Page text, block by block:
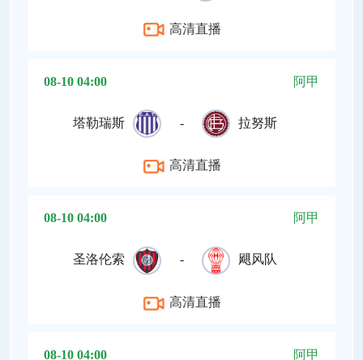
高清直播
08-10 04:00 阿甲
塔勒瑞斯 - 拉努斯
高清直播
08-10 04:00 阿甲
圣洛伦索 - 飓风队
高清直播
08-10 04:00 阿甲